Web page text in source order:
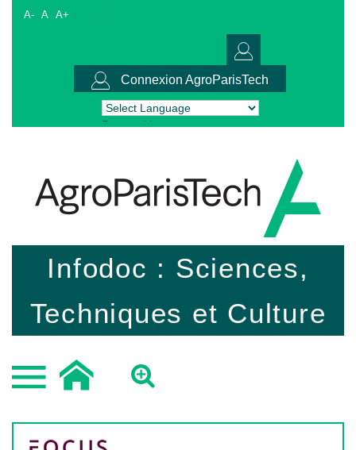
A- A A+
Connexion AgroParisTech
Powered by Translate
Infodoc : Sciences,
Techniques et Culture